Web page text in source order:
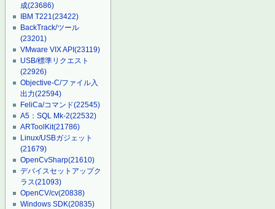
成(23686)
IBM T221(23422)
BackTrack/ツール
(23201)
VMware VIX API(23119)
USB/標準リクエスト
(22926)
Objective-C/ファイル入
出力(22594)
FeliCa/コマンド(22545)
A5：SQL Mk-2(22532)
ARToolKit(21786)
Linux/USBガジェット
(21679)
OpenCvSharp(21610)
デバイスセットアップク
ラス(21093)
OpenCV/cv(20838)
Windows SDK(20835)